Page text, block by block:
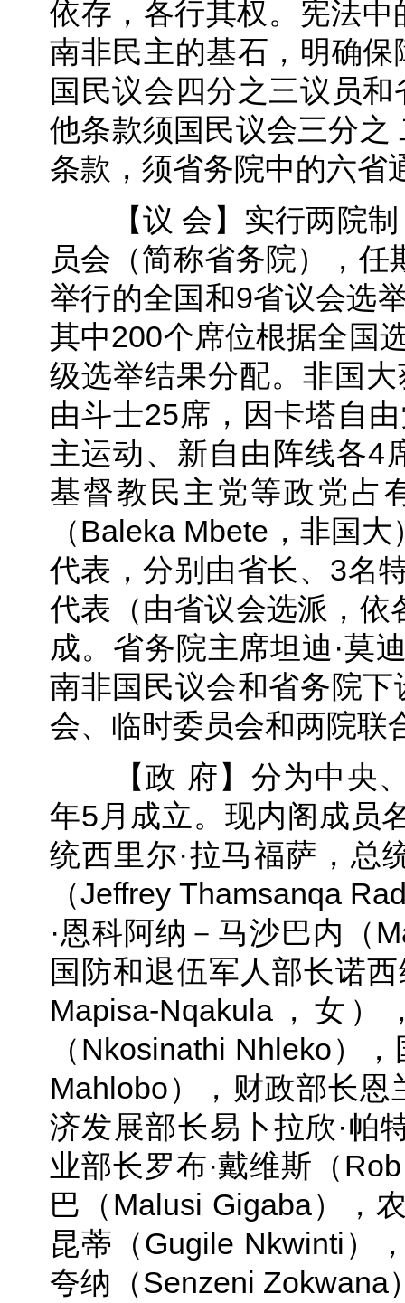
依存，各行其权。宪法
南非民主的基石，明确
国民议会四分之三议员
他条款须国民议会三分之
条款，须省务院中的六省
【议 会】实行两院制
员会（简称省务院），
举行的全国和9省议会选
其中200个席位根据全国
级选举结果分配。非国
由斗士25席，因卡塔自
主运动、新自由阵线各4
基督教民主党等政党占
（Baleka Mbete，非国
代表，分别由省长、3名
代表（由省议会选派，依
成。省务院主席坦迪·莫
南非国民议会和省务院
会、临时委员会和两院联
【政 府】分为中央、
年5月成立。现内阁成员
统西里尔·拉马福萨，总
（Jeffrey Thamsanqa
·恩科阿纳－马沙巴内（
国防和退伍军人部长诺
Mapisa-Nqakula，女
（Nkosinathi Nhleko）
Mahlobo），财政部长恩
济发展部长易卜拉欣·帕
业部长罗布·戴维斯（
巴（Malusi Gigaba），
昆蒂（Gugile Nkwinti）
夸纳（Senzeni Zokwana